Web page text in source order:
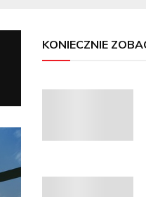
KONIECZNIE